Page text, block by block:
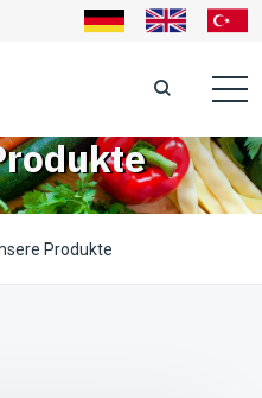
Produkte